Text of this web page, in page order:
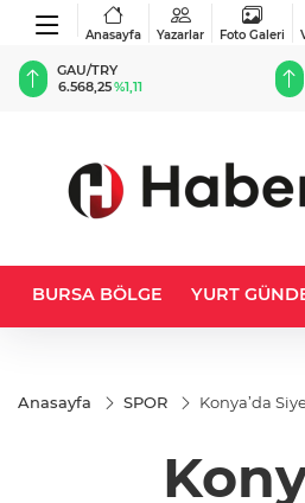
Anasayfa Yazarlar Foto Galeri
13.703,13
BURSA BÖLGE YURT
Anasayfa SPOR Konya’da